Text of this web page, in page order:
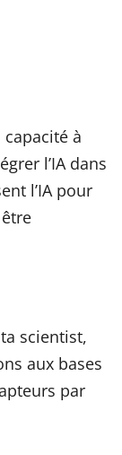
à
l’IA dans
l’IA pour
scientist,
aux bases
par